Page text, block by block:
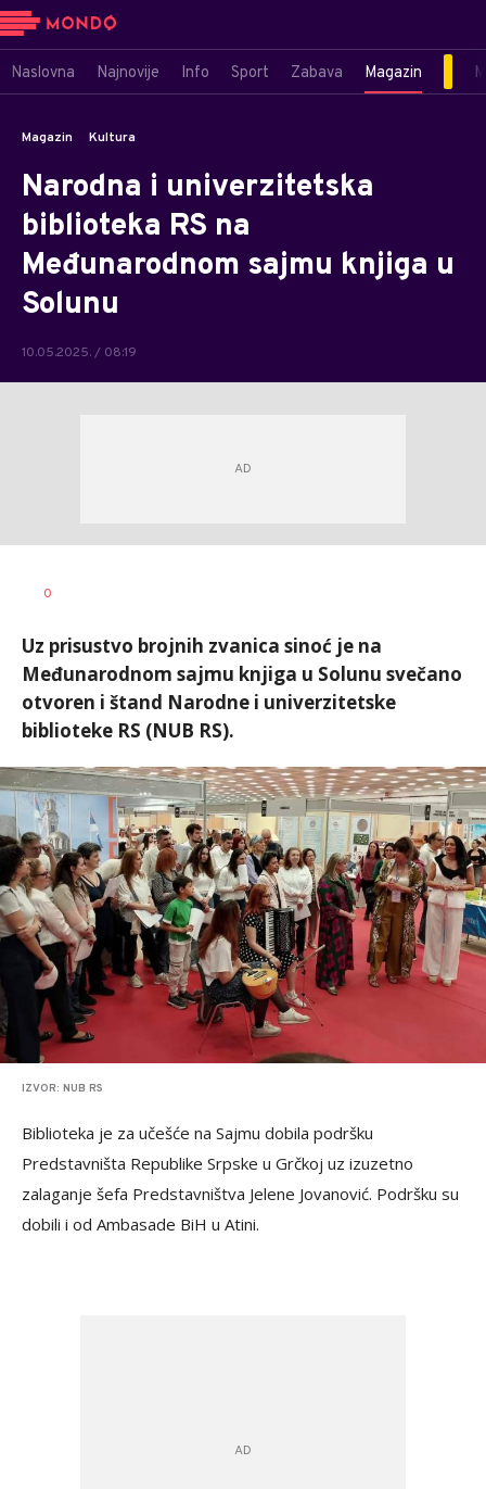
Naslovna Najnovije Info Sport Zabava Magazin
Magazin Kultura
Narodna i univerzitetska
biblioteka RS na
Međunarodnom sajmu knjiga u
Solunu
10.05.2025. / 08:19
AUTOR
0
Uz prisustvo brojnih zvanica sinoć je na
Međunarodnom sajmu knjiga u Solunu svečano
otvoren i štand Narodne i univerzitetske
biblioteke RS (NUB RS).
IZVOR: NUB RS
Biblioteka je za učešće na Sajmu dobila podršku
Predstavništa Republike Srpske u Grčkoj uz izuzetno
zalaganje šefa Predstavništva Jelene Jovanović. Podršku su
dobili i od Ambasade BiH u Atini.